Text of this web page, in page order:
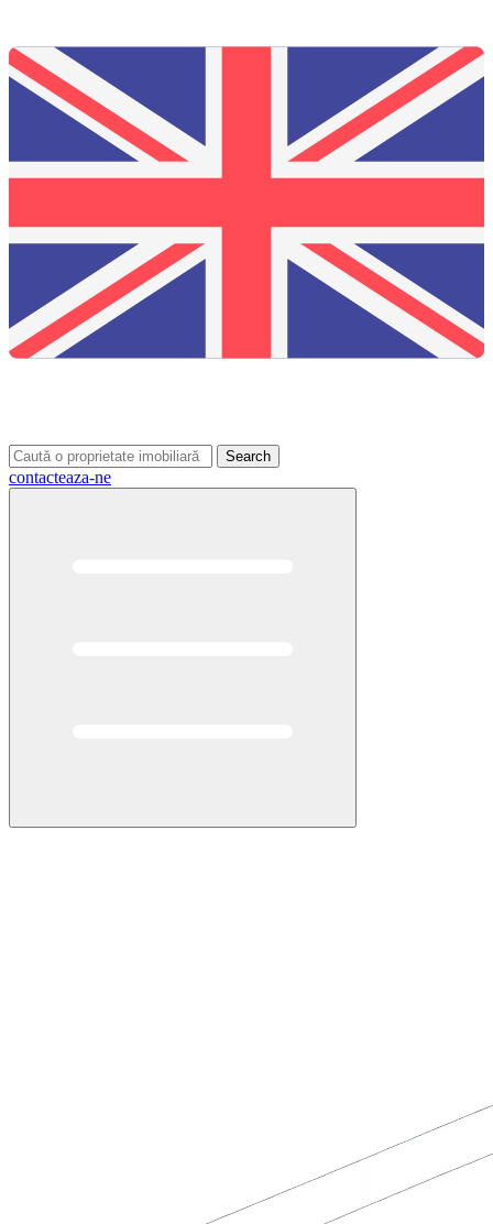
Search
contacteaza-ne